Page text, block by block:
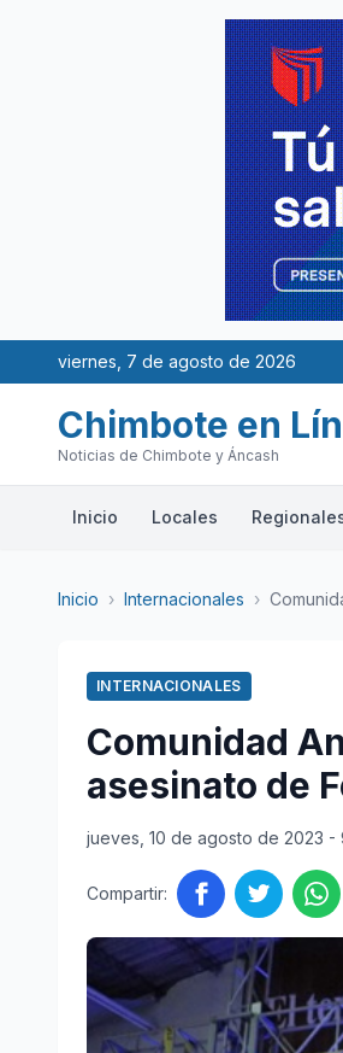
viernes, 7 de agosto de 2026
Chimbote en
Noticias de Chimbote y Áncash
Inicio Locales
Inicio › Internacionales ›
INTERNACIONALES
Comunidad
asesinato de
jueves, 10 de agosto de 2023 -
Compartir: